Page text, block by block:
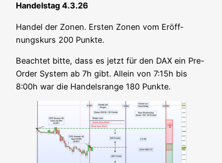
Han­dels­tag 4.3.26
Han­del der Zonen. Ers­ten Zonen vom Eröff­
nungs­kurs 200 Punkte.
Beach­tet bit­te, dass es jetzt für den DAX ein Pre-
Order Sys­tem ab 7h gibt. Allein von 7:15h bis
8:00h war die Han­dels­ran­ge 180 Punkte.